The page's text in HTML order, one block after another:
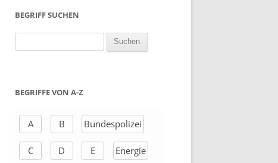
BEGRIFF SUCHEN
h
BEGRIFFE VON A-Z
A B Bundespolizei
C D E Energie